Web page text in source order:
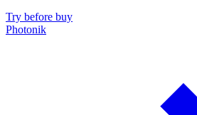
Try before buy
Photonik